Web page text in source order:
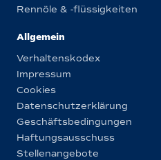
Rennöle & -flüssigkeiten
Allgemein
Verhaltenskodex
Impressum
Cookies
Datenschutzerklärung
Geschäftsbedingungen
Haftungsausschuss
Stellenangebote